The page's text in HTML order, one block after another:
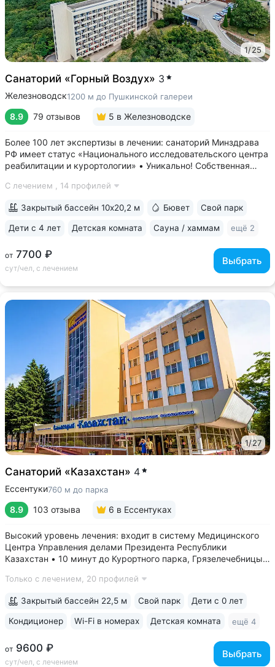
1/25
Санаторий «Горный Воздух» 3
Железноводск1200 м до Пушкинской галереи
8.9 79 отзывов 5 в Железноводске
Более 100 лет экспертизы в лечении: санаторий Минздрава
РФ имеет статус «Национального исследовательского центра
реабилитации и курортологии» • Уникально! Собственная
«Горный воздух» — единственный санаторий, где можно
С лечением , 14 профилей
от 7700 ₽
сут/чел, с лечением
Выбрать
Закрытый бассейн 10х20,2 м Бювет Свой парк
Дети с 4 лет Детская комната Сауна / хаммам ещё 2
1/27
Санаторий «Казахстан» 4
Ессентуки760 м до парка
8.9 103 отзыва 6 в Ессентуках
Высокий уровень лечения: входит в систему Медицинского
Центра Управления делами Президента Республики
Казахстан • 10 минут до Курортного парка, Грязелечебницы
и «Ессентуки-Новая» • Санаторий с восточным колоритом
Только с лечением, 20 профилей
от 9600 ₽
сут/чел, с лечением
Выбрать
Закрытый бассейн 22,5 м Свой парк Дети с 0 лет
Кондиционер Wi-Fi в номерах Детская комната ещё 4